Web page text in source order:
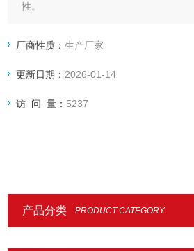
性。
厂商性质：生产厂家
更新日期： 2026-01-14
访 问 量： 5237
产品分类 PRODUCT CATEGORY